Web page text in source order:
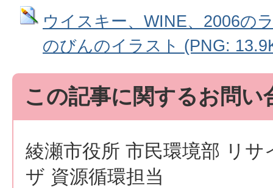
ウイスキー、WINE、2006の
のびんのイラスト (PNG:
この記事に関するお問い
綾瀬市役所 市民環境部 リサ
ザ 資源循環担当